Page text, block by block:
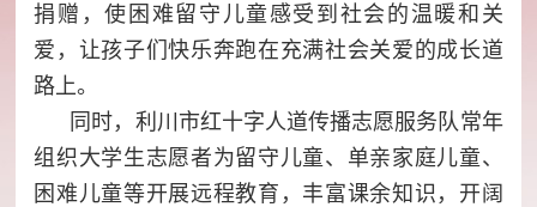
捐赠，使困难留守儿童感受到社会的温暖和关
爱，让孩子们快乐奔跑在充满社会关爱的成长道
路上。
同时，利川市红十字人道传播志愿服务队常年
组织大学生志愿者为留守儿童、单亲家庭儿童、
困难儿童等开展远程教育，丰富课余知识，开阔